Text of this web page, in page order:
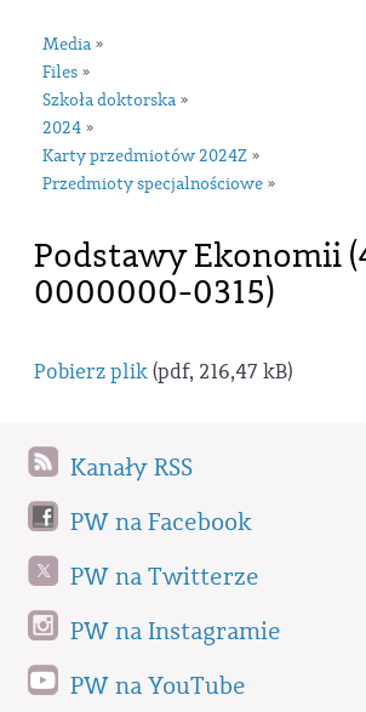
Media »
Files »
Szkoła doktorska »
2024 »
Karty przedmiotów 2024Z »
Przedmioty specjalnościowe »
Podstawy Ekonomii
0000000-0315)
Pobierz plik(pdf, 216,47 kB)
Kanały RSS
PW na Facebook
PW na Twitterze
PW na Instagramie
PW na YouTube